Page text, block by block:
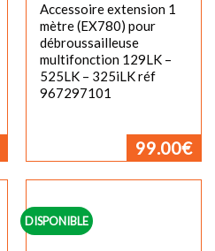
Accessoire extension 1
mètre (EX780) pour
débroussailleuse
multifonction 129LK –
525LK – 325iLK réf
967297101
99.00€
DISPONIBLE